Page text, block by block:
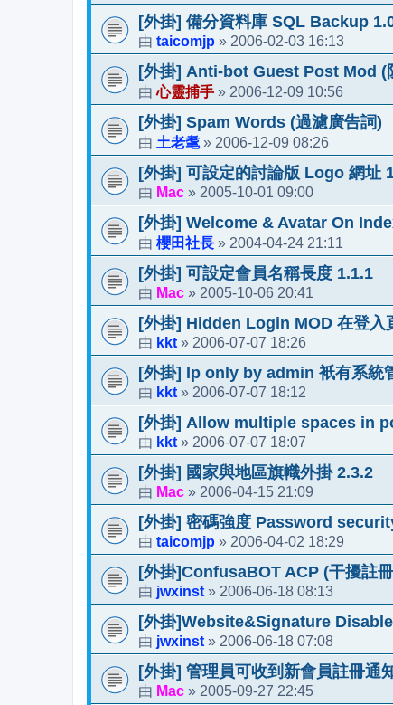
[外掛] 備分資料庫 SQL Backup
由 taicomjp » 2006-02-03 16:13
[外掛] Anti-bot Guest Post Mod (
由心靈捕手 » 2006-12-09 10:56
[外掛] Spam Words (過濾廣告詞)
由 土老耄 » 2006-12-09 08:26
[外掛] 可設定的討論版 Logo 網址
由 Mac » 2005-10-01 09:00
[外掛] Welcome & Avatar On
由 櫻田社長 » 2004-04-24 21:11
[外掛] 可設定會員名稱長度 1.1.1
由 Mac » 2005-10-06 20:41
[外掛] Hidden Login MOD 在登入
由 kkt » 2006-07-07 18:26
[外掛] Ip only by admin 衹有系統
由 kkt » 2006-07-07 18:12
[外掛] Allow multiple spaces in
由 kkt » 2006-07-07 18:07
[外掛] 國家與地區旗幟外掛 2.3.2
由 Mac » 2006-04-15 21:09
[外掛] 密碼強度 Password
由 taicomjp » 2006-04-02 18:29
[外掛]ConfusaBOT ACP (干擾註
由 jwxinst » 2006-06-18 08:13
[外掛]Website&Signature
由 jwxinst » 2006-06-18 07:08
[外掛] 管理員可收到新會員註冊通
由 Mac » 2005-09-27 22:45